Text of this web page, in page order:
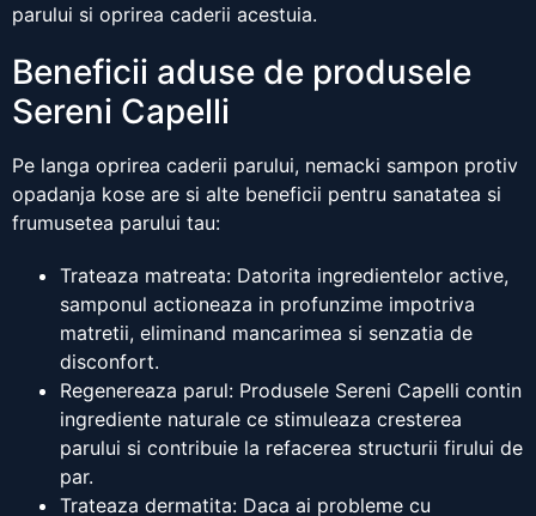
parului si oprirea caderii acestuia.
Beneficii aduse de produsele
Sereni Capelli
Pe langa oprirea caderii parului, nemacki sampon protiv
opadanja kose are si alte beneficii pentru sanatatea si
frumusetea parului tau:
Trateaza matreata: Datorita ingredientelor active,
samponul actioneaza in profunzime impotriva
matretii, eliminand mancarimea si senzatia de
disconfort.
Regenereaza parul: Produsele Sereni Capelli contin
ingrediente naturale ce stimuleaza cresterea
parului si contribuie la refacerea structurii firului de
par.
Trateaza dermatita: Daca ai probleme cu